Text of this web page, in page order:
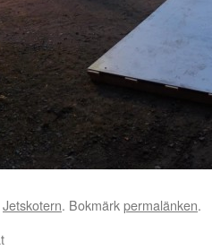
Jetskotern. Bokmärkpermalänken.